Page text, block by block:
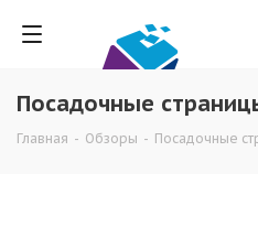
Посадочные
Главная - Обзоры - Посадочные